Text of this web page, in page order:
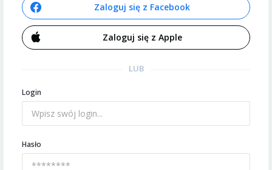
Zaloguj się z Facebook
Zaloguj się z Apple
LUB
Login
Hasło